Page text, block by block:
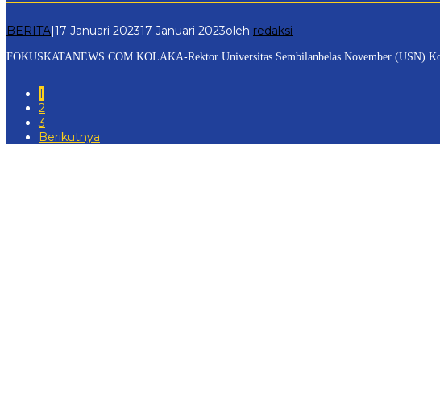
BERITA|17 Januari 202317 Januari 2023oleh redaksi
FOKUSKATANEWS.COM.KOLAKA-Rektor Universitas Sembilanbelas November (USN)
1
2
3
Berikutnya